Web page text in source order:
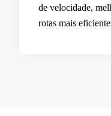
de velocidade,
rotas mais